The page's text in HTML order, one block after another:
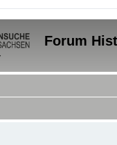
Forum